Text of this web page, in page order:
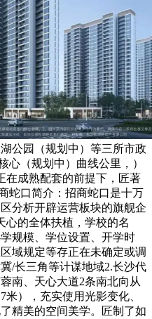
公园（规划中）等三所市政
心（规划中）曲线公里，）
成熟配套的前提下，匠著
蛇口简介：招商蛇口是十万
分析开辟运营板块的旗舰企
心的全体扶植，学校的名
规模、学位设置、开学时
域规定等存正在未确定或调
/长三角等计谋地域2.长沙代
南、天心大道2条南北向从
），充实使用光影变化、
精美的空间美学。匠制了如